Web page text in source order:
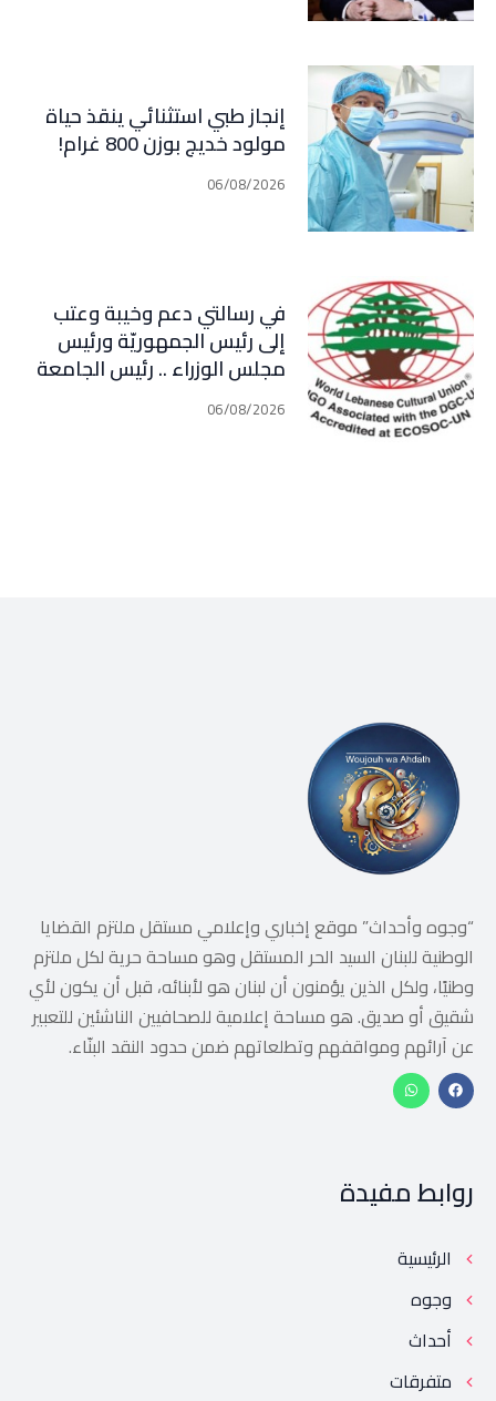
إنجاز طبي استثنائي ينقذ حياة
مولود خديج بوزن 800 غرام!
06/08/2026
في رسالتي دعم وخيبة وعتب
إلى رئيس الجمهوريّة ورئيس
مجلس الوزراء .. رئيس الجامعة
اللبنانية الثقافيّة في العالم
(WLCU) يؤكد دعم الدّولة06/08/2026
“وجوه وأحداث” موقع إخباري وإعلامي مستقل ملتزم القضايا
الوطنية للبنان السيد الحر المستقل وهو مساحة حرية لكل ملتزم
وطنيًا، ولكل الذين يؤمنون أن لبنان هو لأبنائه، قبل أن يكون لأي
شقيق أو صديق. هو مساحة إعلامية للصحافيين الناشئين للتعبير
عن آرائهم ومواقفهم وتطلعاتهم ضمن حدود النقد البنّاء.
روابط مفيدة
الرئيسية
وجوه
أحداث
متفرقات